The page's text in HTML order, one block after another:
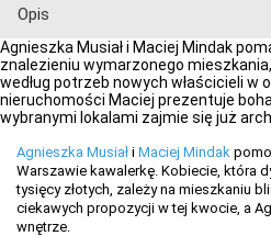
Opis
Agnieszka Musiał i Maciej Mindak
znalezieniu wymarzonego
według potrzeb nowych właścicieli w
nieruchomości Maciej prezentuje
wybranymi lokalami zajmie się już
Agnieszka Musiał i Maciej Mindak
Warszawie kawalerkę. Kobiecie, która
tysięcy złotych, zależy na mieszkaniu
ciekawych propozycji w tej kwocie, a
wnętrze.